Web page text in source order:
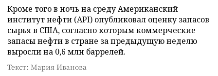
Кроме того в ночь на среду Американский
институт нефти (API) опубликовал оценку запасов
сырья в США, согласно которым коммерческие
запасы нефти в стране за предыдущую неделю
выросли на 0,6 млн баррелей.
Текст: Мария Иванова